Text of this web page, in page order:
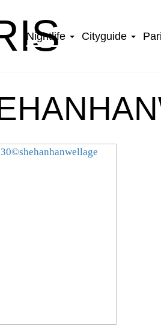
Nightlife Cityguide